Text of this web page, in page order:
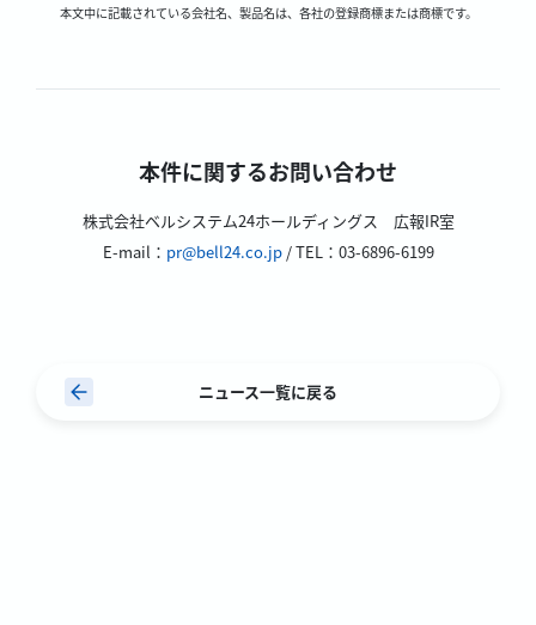
本文中に記載されている会社名、製品名は、各社の登録商標または商標です。
本件に関するお問い合わせ
株式会社ベルシステム24ホールディングス 広報IR室
E-mail： pr@bell24.co.jp/ TEL：03-6896-6199
ニュース一覧に戻る